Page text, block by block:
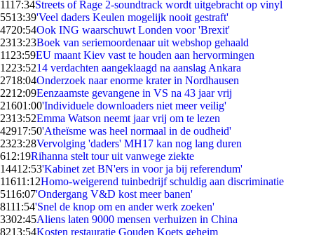
1117:34Streets of Rage 2-soundtrack wordt uitgebracht op vinyl
5513:39'Veel daders Keulen mogelijk nooit gestraft'
4720:54Ook ING waarschuwt Londen voor 'Brexit'
2313:23Boek van seriemoordenaar uit webshop gehaald
11 23:59EU maant Kiev vast te houden aan hervormingen
1223:5214 verdachten aangeklaagd na aanslag Ankara
2718:04Onderzoek naar enorme krater in Nordhausen
2212:09Eenzaamste gevangene in VS na 43 jaar vrij
21601:00'Individuele downloaders niet meer veilig'
2313:52Emma Watson neemt jaar vrij om te lezen
42917:50'Atheïsme was heel normaal in de oudheid'
2323:28Vervolging 'daders' MH17 kan nog lang duren
612:19Rihanna stelt tour uit vanwege ziekte
14412:53'Kabinet zet BN'ers in voor ja bij referendum'
11611:12Homo-weigerend tuinbedrijf schuldig aan discriminatie
5116:07'Ondergang V&D kost meer banen'
8111:54'Snel de knop om en ander werk zoeken'
3302:45Aliens laten 9000 mensen verhuizen in China
8213:54Kosten restauratie Gouden Koets geheim